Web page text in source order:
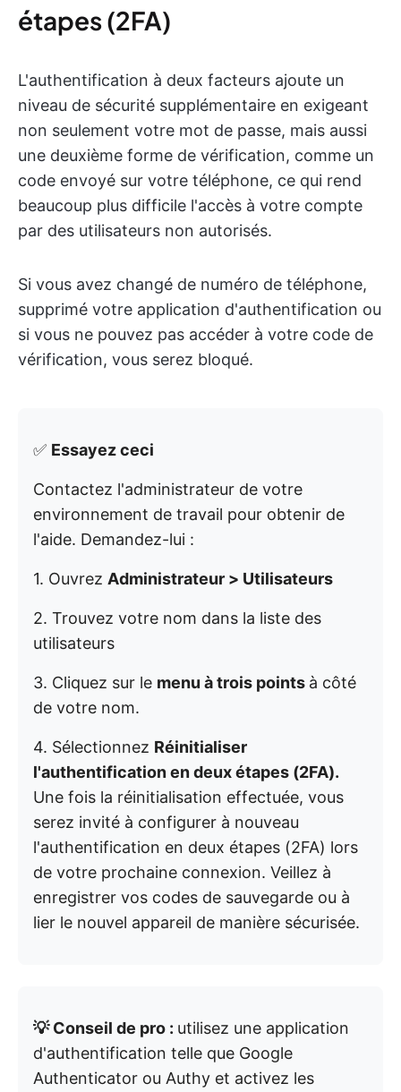
étapes (2FA)
L'authentification à deux facteurs ajoute un
niveau de sécurité supplémentaire en exigeant
non seulement votre mot de passe, mais aussi
une deuxième forme de vérification, comme un
code envoyé sur votre téléphone, ce qui rend
beaucoup plus difficile l'accès à votre compte
par des utilisateurs non autorisés.
Si vous avez changé de numéro de téléphone,
supprimé votre application d'authentification ou
si vous ne pouvez pas accéder à votre code de
vérification, vous serez bloqué.
✅ Essayez ceci
Contactez l'administrateur de votre
environnement de travail pour obtenir de
l'aide. Demandez-lui :
1. Ouvrez Administrateur > Utilisateurs
2. Trouvez votre nom dans la liste des
utilisateurs
3. Cliquez sur le menu à trois points à côté
de votre nom.
4. Sélectionnez Réinitialiser
l'authentification en deux étapes (2FA).
Une fois la réinitialisation effectuée, vous
serez invité à configurer à nouveau
l'authentification en deux étapes (2FA) lors
de votre prochaine connexion. Veillez à
enregistrer vos codes de sauvegarde ou à
lier le nouvel appareil de manière sécurisée.
💡 Conseil de pro : utilisez une application
d'authentification telle que Google
Authenticator ou Authy et activez les